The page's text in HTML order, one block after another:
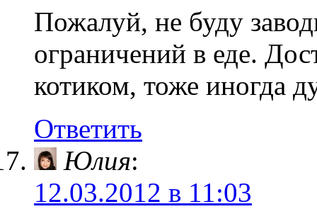
Пожалуй, не буду
ограничений в еде.
котиком, тоже иногда
Ответить
Юлия:
12.03.2012 в 11:03